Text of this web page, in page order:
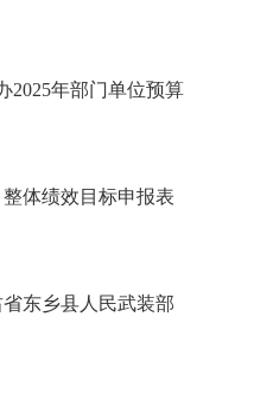
2025年部门单位预算
体绩效目标申报表
东乡县人民武装部